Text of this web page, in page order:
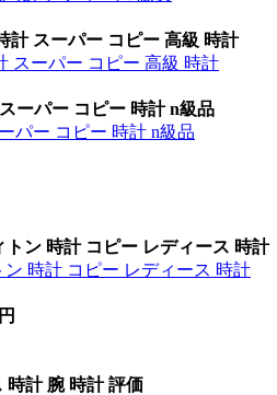
計 スーパー コピー 高級 時計
スーパー コピー 高級 時計
ーパー コピー 時計 n級品
パー コピー 時計 n級品
ン 時計 コピー レディース 時計
時計 コピー レディース 時計
時計 腕 時計 評価